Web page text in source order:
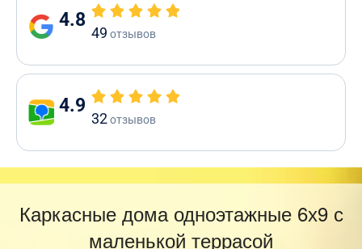
4.8
49 отзывов
4.9
32отзывов
Каркасные дома одноэтажные 6х9 с
маленькой террасой